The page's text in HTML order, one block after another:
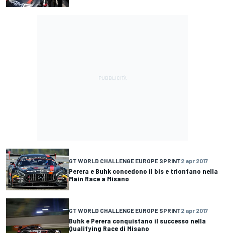
GT WORLD CHALLENGE EUROPE SPRINT2 apr 2017
Perera e Buhk concedono il bis e trionfano nella
Main Race a Misano
GT WORLD CHALLENGE EUROPE SPRINT2 apr 2017
Buhk e Perera conquistano il successo nella
Qualifying Race di Misano